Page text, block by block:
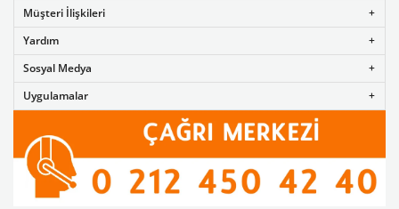
Müşteri İlişkileri
Yardım
Sosyal Medya
Uygulamalar